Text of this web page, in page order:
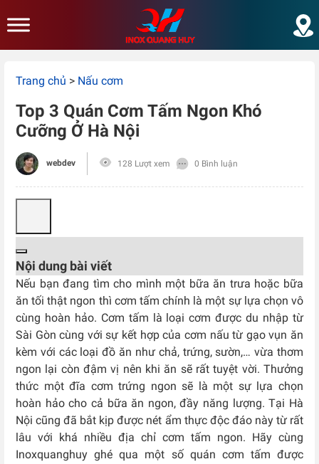
Trang chủ > Nấu cơm
Top 3 Quán Cơm Tấm Ngon Khó
Cưỡng Ở Hà Nội
webdev 128 Lượt xem 0 Bình luận
Nội dung bài viết
Nếu bạn đang tìm cho mình một bữa ăn trưa hoặc bữa
ăn tối thật ngon thì cơm tấm chính là một sự lựa chọn vô
cùng hoàn hảo. Cơm tấm là loại cơm được du nhập từ
Sài Gòn cùng với sự kết hợp của cơm nấu từ gạo vụn ăn
kèm với các loại đồ ăn như chả, trứng, sườn,… vừa thơm
ngon lại còn đậm vị nên khi ăn sẽ rất tuyệt vời. Thưởng
thức một đĩa cơm trứng ngon sẽ là một sự lựa chọn
hoàn hảo cho cả bữa ăn ngon, đầy năng lượng. Tại Hà
Nội cũng đã bắt kịp được nét ẩm thực độc đáo này từ rất
lâu với khá nhiều địa chỉ cơm tấm ngon. Hãy cùng
Inoxquanghuy ghé qua một số quán cơm tấm được